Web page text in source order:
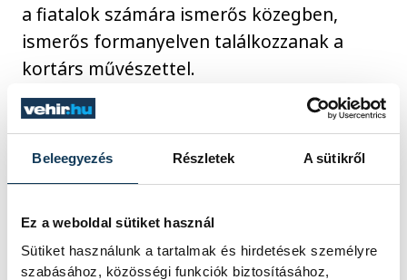
Beleegyezés Részletek A sütikről
Ez a weboldal sütiket használ
Sütiket használunk a tartalmak és hirdetések személyre
szabásához, közösségi funkciók biztosításához,
a fiatalok számára ismerős közegben,
ismerős formanyelven találkozzanak a
kortárs művészettel.
Ezzel Porga Gyula is egyetértett. Szerinte a
CODE egy lehetőség és eszköz, egy olyan
tér, amit sok mindenre lehet használni. A
polgármester szerint itt a legfontosabb
majd, vagy mellé tudunk tenni egy állandó